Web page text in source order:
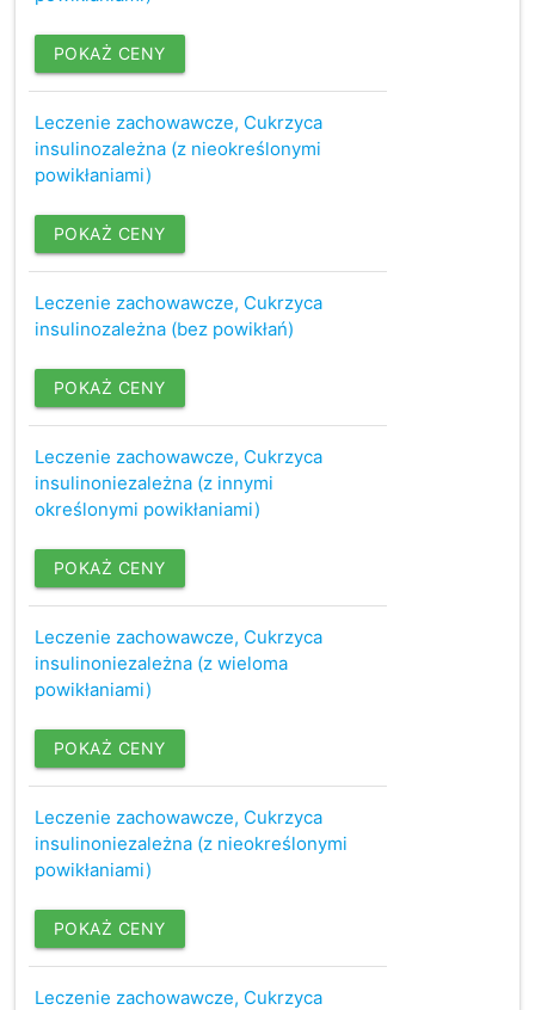
POKAŻ CENY
Leczenie zachowawcze, Cukrzyca
insulinozależna (z nieokreślonymi
powikłaniami)
POKAŻ CENY
Leczenie zachowawcze, Cukrzyca
insulinozależna (bez powikłań)
POKAŻ CENY
Leczenie zachowawcze, Cukrzyca
insulinoniezależna (z innymi
określonymi powikłaniami)
POKAŻ CENY
Leczenie zachowawcze, Cukrzyca
insulinoniezależna (z wieloma
powikłaniami)
POKAŻ CENY
Leczenie zachowawcze, Cukrzyca
insulinoniezależna (z nieokreślonymi
powikłaniami)
POKAŻ CENY
Leczenie zachowawcze, Cukrzyca